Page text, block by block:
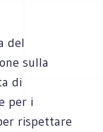
del
sulla
di
per i
rispettare